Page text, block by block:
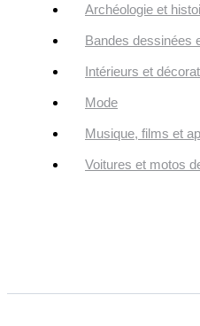
Archéologie et
Bandes dessinées
Intérieurs et
Mode
Musique, films et
Voitures et motos